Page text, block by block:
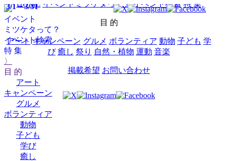
イベント
ミツケタって？
イベント検索
特 集
〉
目 的
アート
キャンペーン
グルメ
ボランティア
動物
子ども
学び
癒し
HOME イベントミツケタって？ イベント検索 特 集
目 的
アート キャンペーン グルメ ボランティア 動物 子ども 学
び 癒し 祭り 自然・植物 運動 音楽
掲載希望 お問い合わせ
3/1～3/31